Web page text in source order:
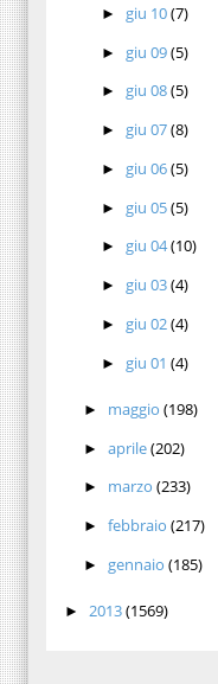
► giu 10(7)
► giu 09(5)
► giu 08(5)
► giu 07(8)
► giu 06(5)
► giu 05(5)
► giu 04(10)
► giu 03(4)
► giu 02(4)
► giu 01(4)
► maggio (198)
► aprile(202)
► marzo (233)
► febbraio (217)
► gennaio (185)
► 2013(1569)